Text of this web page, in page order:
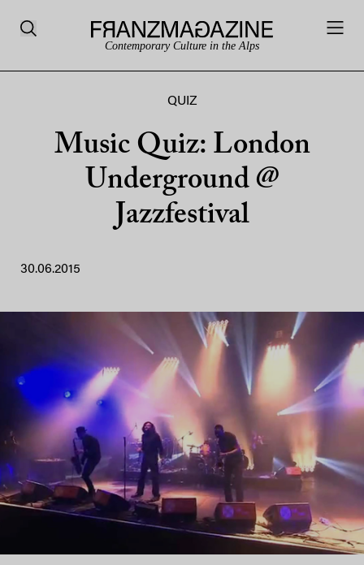
Contemporary Culture in the Alps
QUIZ
Music Quiz: London
Underground @
Jazzfestival
30.06.2015